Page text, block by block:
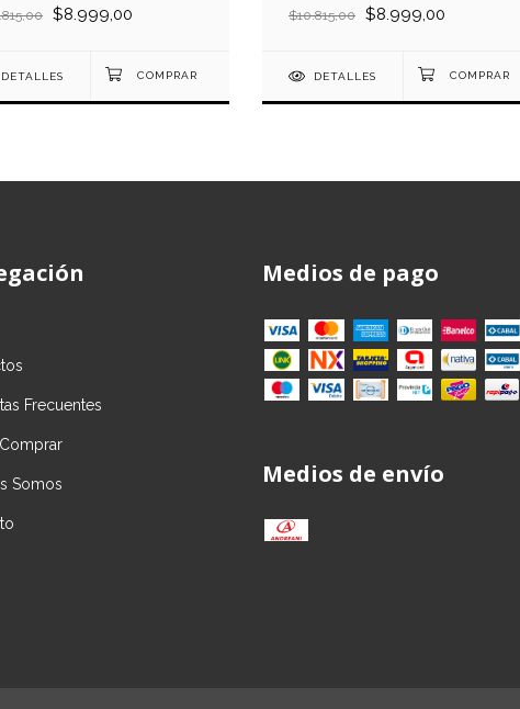
$8.999,00
DETALLES
$10.815,00 $8.999,00
DETALLES
Frecuentes
Somos
Medios de pago
Medios de envío